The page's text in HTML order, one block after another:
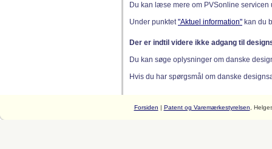
Du kan læse mere om PVSonline
Under punktet"Aktuel information" kan du
Der er indtil videre ikke adgang til
Du kan søge oplysninger om danske
Hvis du har spørgsmål om danske
Forsiden | Patent og Varemærkestyrelsen ,